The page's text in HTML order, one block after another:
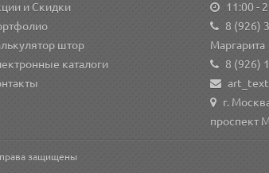
и Скидки
штор
каталоги
11:00 -
8 (926)
Маргарита
8 (926)
г.
проспект
защищены